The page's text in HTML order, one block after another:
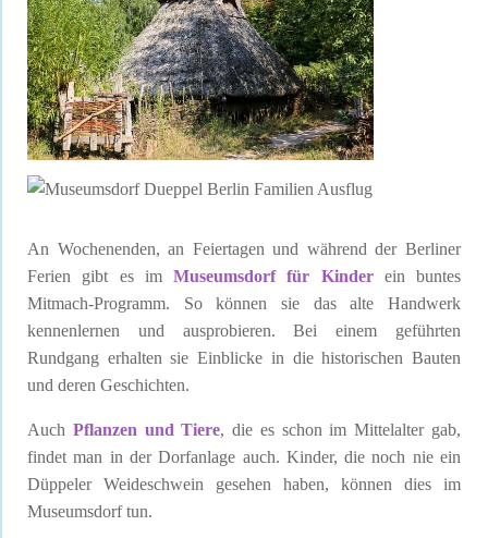
An Wochenenden, an Feiertagen und während der Berliner
Ferien gibt es im Museumsdorf für Kinderein buntes
Mitmach-Programm. So können sie das alte Handwerk
kennenlernen und ausprobieren. Bei einem geführten
Rundgang erhalten sie Einblicke in die historischen Bauten
und deren Geschichten.
Auch Pflanzen und Tiere, die es schon im Mittelalter gab,
findet man in der Dorfanlage auch. Kinder, die noch nie ein
Düppeler Weideschwein gesehen haben, können dies im
Museumsdorf tun.